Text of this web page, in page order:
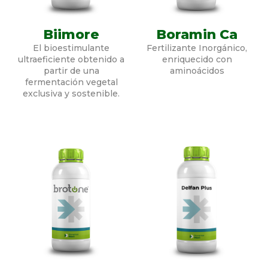
Biimore
El bioestimulante
ultraeficiente obtenido a
partir de una
fermentación vegetal
exclusiva y sostenible.
Boramin Ca
Fertilizante Inorgánico,
enriquecido con
aminoácidos